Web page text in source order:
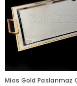
Mios Gold Paslanmaz